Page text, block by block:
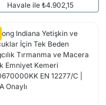
Havale ile ₺4.902,15